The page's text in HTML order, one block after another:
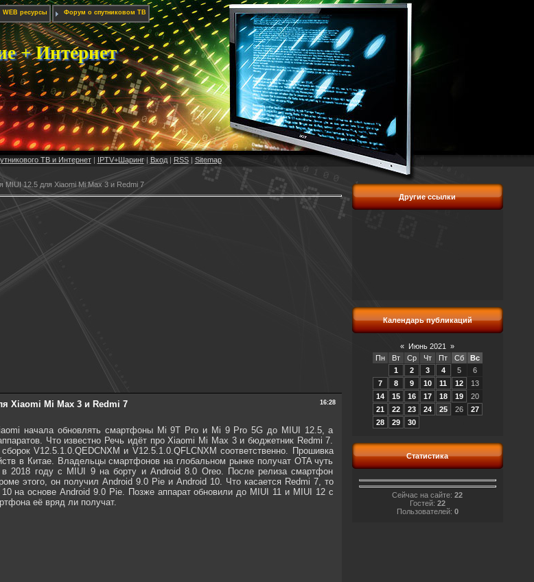
WEB ресурсы Форум о спутниковом ТВ
+ Интернет
ТВ и Интернет| IPTV+Шаринг| Вход| RSS| Sitemap
12.5 для Xiaomi Mi Max 3 и Redmi 7
16:28
Xiaomi Mi Max 3 и Redmi 7
начала обновлять смартфоны Mi 9T Pro и Mi 9 Pro 5G до MIUI 12.5, а
Что известно Речь идёт про Xiaomi Mi Max 3 и бюджетник Redmi 7.
V12.5.1.0.QEDCNXM и V12.5.1.0.QFLCNXM соответственно. Прошивка
в Китае. Владельцы смартфонов на глобальном рынке получат OTA чуть
году с MIUI 9 на борту и Android 8.0 Oreo. После релиза смартфон
этого, он получил Android 9.0 Pie и Android 10. Что касается Redmi 7, то
на основе Android 9.0 Pie. Позже аппарат обновили до MIUI 11 и MIUI 12 с
её вряд ли получат.
Другие ссылки
Календарь публикаций
« Июнь 2021
»
Пн
Вт Ср Чт Пт Сб
Вс
1
2 3 4 5
6
7
8 9 10 11 12
13
14
15 16 17 18 19
20
21
22 23 24 25 26
27
28
29 30
Статистика
Сейчас на сайте: 22
Гостей: 22
Пользователей: 0